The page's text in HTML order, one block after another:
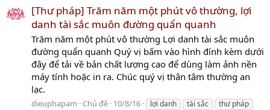
[Thư pháp] Trăm năm một phút vô thường, lợi
danh tài sắc muôn đường quẩn quanh
Trăm năm một phút vô thường Lợi danh tài sắc muôn
đường quẩn quanh Quý vị bấm vào hình đính kèm dưới
đây để tải về bản chất lượng cao để dùng làm ảnh nền
máy tính hoặc in ra. Chúc quý vị thân tâm thường an
lạc.
dieuphapam Chủ đề 10/8/16 lợi danh tài sắc
thư pháp